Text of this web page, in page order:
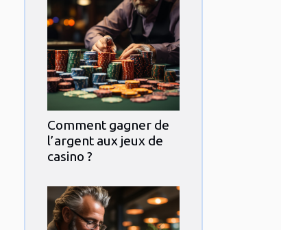
Comment gagner de
l’argent aux jeux de
casino ?